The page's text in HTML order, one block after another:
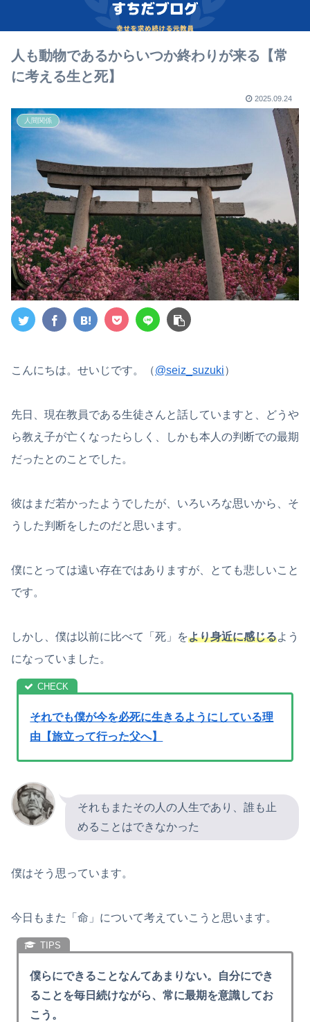
人も動物であるからいつか終わりが来る【常
に考える生と死】
2025.09.24
人間関係
こんにちは。せいじです。（@seiz_suzuki）
先日、現在教員である生徒さんと話していますと、どうや
ら教え子が亡くなったらしく、しかも本人の判断での最期
だったとのことでした。
彼はまだ若かったようでしたが、いろいろな思いから、そ
うした判断をしたのだと思います。
僕にとっては遠い存在ではありますが、とても悲しいこと
です。
しかし、僕は以前に比べて「死」をより身近に感じるよう
になっていました。
それでも僕が今を必死に生きるようにしている理
由【旅立って行った父へ】
それもまたその人の人生であり、誰も止
めることはできなかった
僕はそう思っています。
今日もまた「命」について考えていこうと思います。
僕らにできることなんてあまりない。自分にでき
ることを毎日続けながら、常に最期を意識してお
こう。